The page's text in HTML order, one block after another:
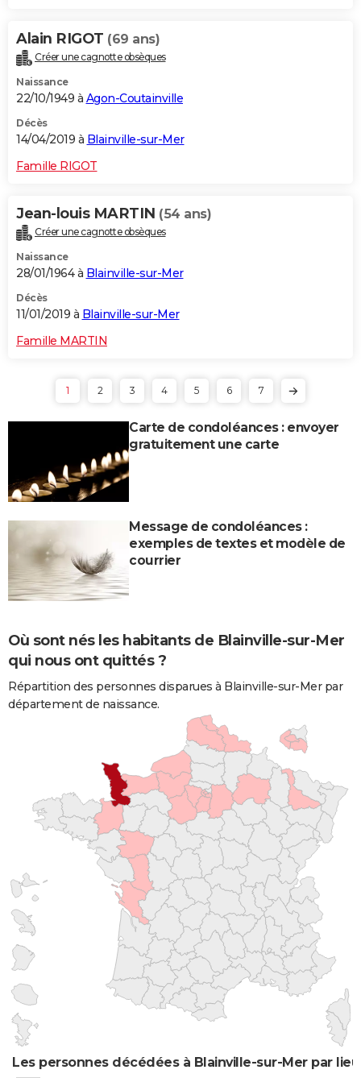
Alain RIGOT (69 ans)
Créer une cagnotte obsèques
Naissance
22/10/1949 à Agon-Coutainville
Décès
14/04/2019 à Blainville-sur-Mer
Famille RIGOT
Jean-louis MARTIN (54 ans)
Créer une cagnotte obsèques
Naissance
28/01/1964 à Blainville-sur-Mer
Décès
11/01/2019 à Blainville-sur-Mer
Famille MARTIN
1 2 3 4 5 6 7
Carte de condoléances : envoyer
gratuitement une carte
Message de condoléances :
exemples de textes et modèle de
courrier
Où sont nés les habitants de Blainville-sur-Mer
qui nous ont quittés ?
Répartition des personnes disparues à Blainville-sur-Mer par
département de naissance.
Les personnes décédées à Blainville-sur-Mer par